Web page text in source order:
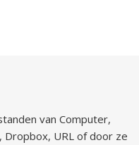
van Computer,
Dropbox, URL of door ze